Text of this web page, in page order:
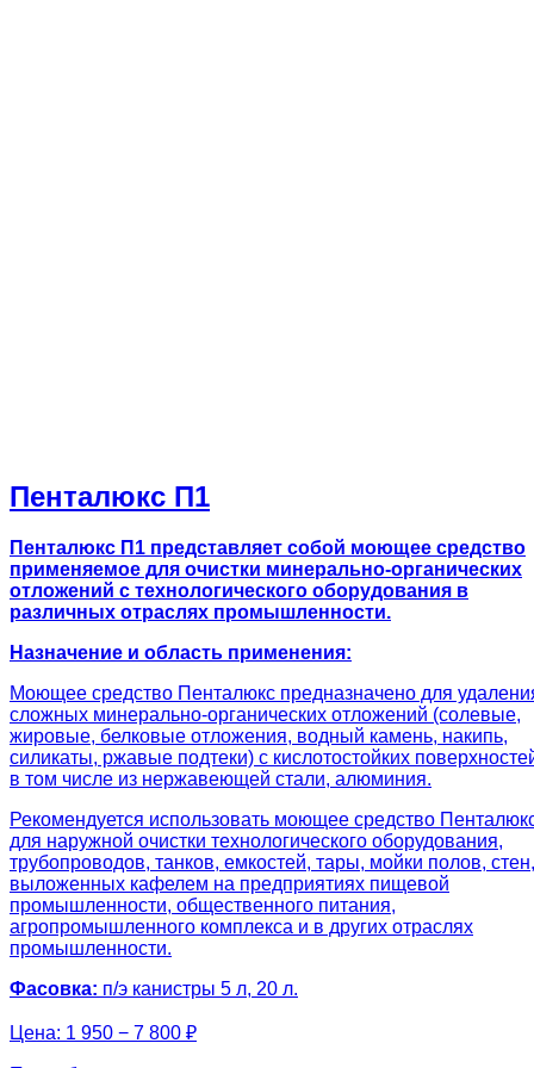
Пенталюкс П1
Пенталюкс П1 представляет собой моющее средство
применяемое для очистки минерально-органических
отложений с технологического оборудования в
различных отраслях промышленности.
Назначение и область применения:
Моющее средство Пенталюкс предназначено для
сложных минерально-органических отложений (солевые,
жировые, белковые отложения, водный камень, накипь,
силикаты, ржавые подтеки) с кислотостойких
в том числе из нержавеющей стали, алюминия.
Рекомендуется использовать моющее средство
для наружной очистки технологического оборудования,
трубопроводов, танков, емкостей, тары, мойки полов, стен,
выложенных кафелем на предприятиях пищевой
промышленности, общественного питания,
агропромышленного комплекса и в других отраслях
промышленности.
Фасовка: п/э канистры 5 л, 20 л.
Цена: 1 950 − 7 800 ₽